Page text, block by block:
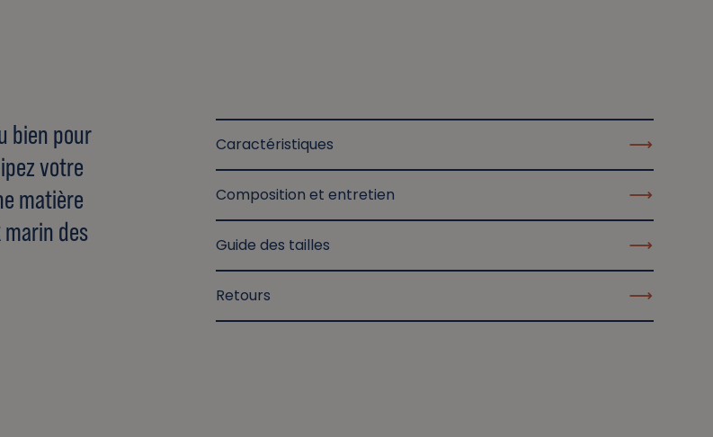
bien pour
votre
matière
des
Caractéristiques
Composition et entretien
Guide des tailles
Retours